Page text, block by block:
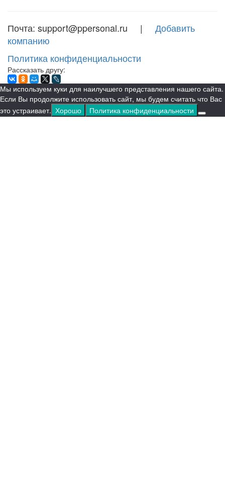
Почта: support@ppersonal.ru | Добавить
компанию
Политика конфиденциальности
Рассказать другу:
Мы используем куки для наилучшего представления нашего сайта.
Если Вы продолжите использовать сайт, мы будем считать что Вас
это устраивает. Хорошо Политика конфиденциальности